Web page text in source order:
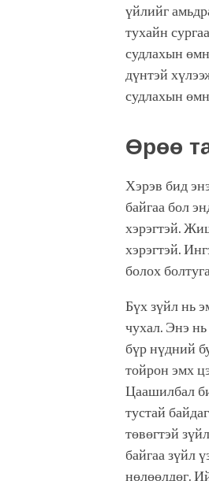
үйлийг
тухайн
судлахын
дүнтэй
судлахын
Өрөө
Хэрэв бид
байгаа бол
хэрэгтэй.
хэрэгтэй.
болох
Бүх зүйл нь
чухал. Энэ
бүр нүдний
тойрон эмх
Цаашилбал
тустай
төвөгтэй
байгаа зүйл
нөлөөлдөг.